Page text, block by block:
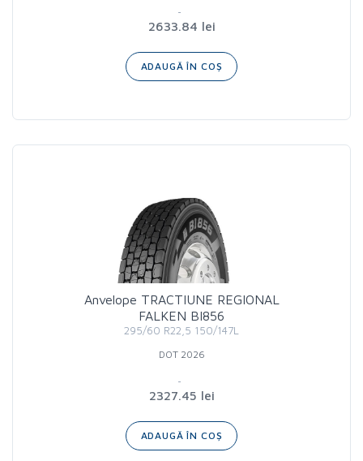
2633.84 lei
ADAUGĂ ÎN COȘ
Anvelope TRACTIUNE REGIONAL
FALKEN BI856
295/60 R22,5 150/147L
DOT 2026
2327.45 lei
ADAUGĂ ÎN COȘ